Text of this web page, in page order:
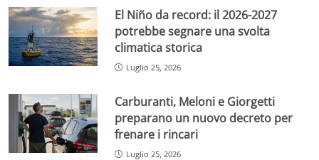
El Niño da record: il 2026-2027
potrebbe segnare una svolta
climatica storica
Luglio 25, 2026
Carburanti, Meloni e Giorgetti
preparano un nuovo decreto per
frenare i rincari
Luglio 25, 2026